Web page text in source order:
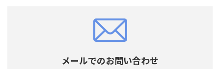
メールでのお問い合わせ